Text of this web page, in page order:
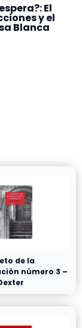
El
y el
Blanca
de la
número 3 –